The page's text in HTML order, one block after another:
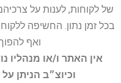
של לקוחות, לענות על
בכל זמן נתון. החשיפה
ואף
אין האתר ו/או מנהליו
וכיוצ״ב הניתן